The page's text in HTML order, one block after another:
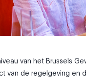
van het Brussels
van de regelgeving en